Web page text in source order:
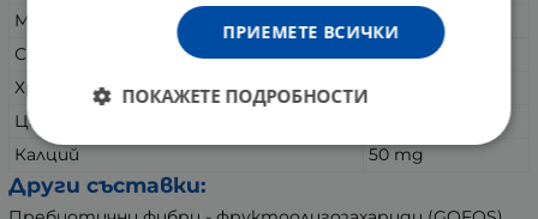
Магнезий (от магнезиев цитрат)
Селен
100 µg
Хром пиколинат
Цинк (от цинков цитрат)
Калций
50 mg
Други съставки:
ПРИЕМЕТЕ ВСИЧКИ
ПОКАЖЕТЕ ПОДРОБНОСТИ